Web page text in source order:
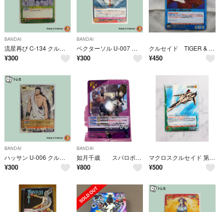
BANDAI
流星再び C-134 クルセイド ( #15188 )
¥300
BANDAI
ベクターソル U-007 クルセイド ( #16026 )
¥300
クルセイド TIGER & BUNNY2種類セット
¥450
BANDAI
ハッサン U-006 クルセイド ( #15202 )
¥300
BANDAI
如月千歳 スパロボ クルセイド
¥800
マクロスクルセイド 第6弾 U-096 C YF-19 FASTパック [F]
¥500